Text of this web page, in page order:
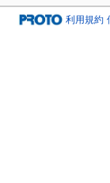
利用規約